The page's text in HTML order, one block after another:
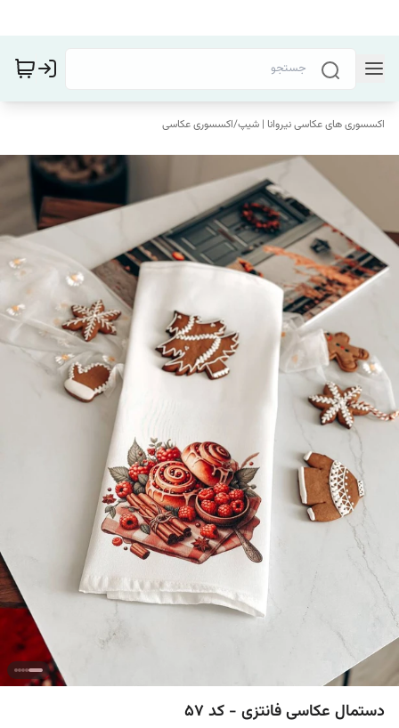
اکسسوری های عکاسی نیروانا | شیپ/اکسسوری عکاسی
دستمال عکاسی فانتزی - کد 57